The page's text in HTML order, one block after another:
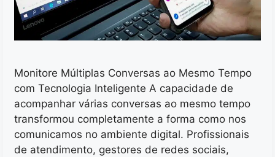
Monitore Múltiplas Conversas ao Mesmo Tempo
com Tecnologia Inteligente A capacidade de
acompanhar várias conversas ao mesmo tempo
transformou completamente a forma como nos
comunicamos no ambiente digital. Profissionais
de atendimento, gestores de redes sociais,